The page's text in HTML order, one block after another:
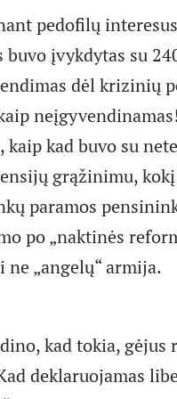
pedofilų
buvo įvykdytas su
dėl krizinių
kad buvo su
grąžinimu,
paramos
po „naktinės
„angelų“ armija.
kad tokia, gėjus
deklaruojamas